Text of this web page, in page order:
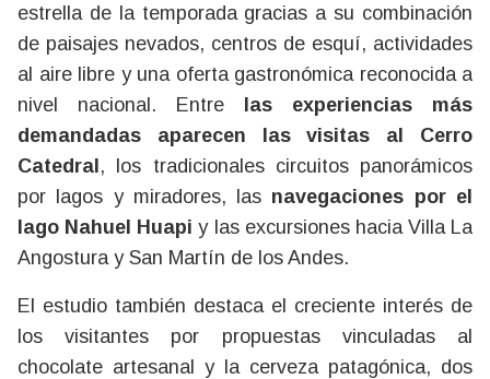
estrella de la temporada gracias a su combinación
de paisajes nevados, centros de esquí, actividades
al aire libre y una oferta gastronómica reconocida a
nivel nacional. Entre las experiencias más
demandadas aparecen las visitas al Cerro
Catedral, los tradicionales circuitos panorámicos
por lagos y miradores, las navegaciones por el
lago Nahuel Huapi y las excursiones hacia Villa La
Angostura y San Martín de los Andes.
El estudio también destaca el creciente interés de
los visitantes por propuestas vinculadas al
chocolate artesanal y la cerveza patagónica, dos